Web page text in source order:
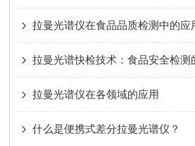
拉曼光谱仪在食品品质检测中的应
拉曼光谱快检技术：食品安全检测
拉曼光谱仪在各领域的应用
什么是便携式差分拉曼光谱仪？